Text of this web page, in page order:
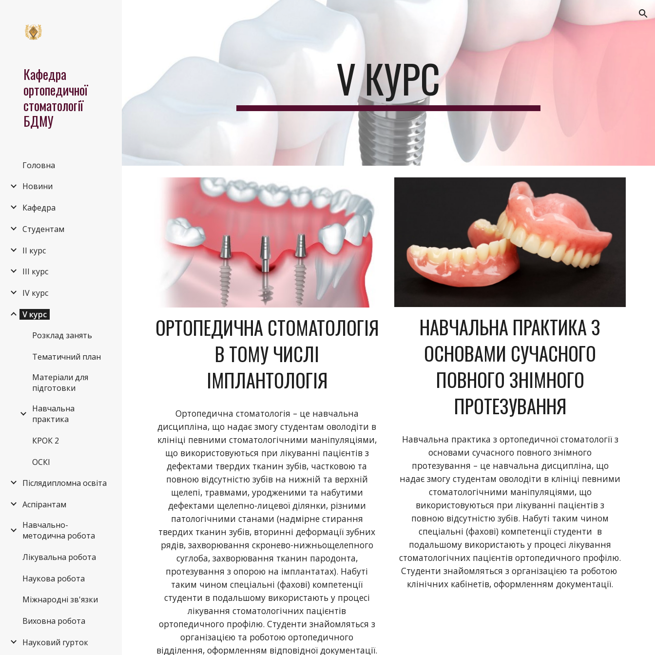
Skip to main content
Кафедра
ортопедичної
стоматології
БДМУ
Головна
Новини
Кафедра
Студентам
ІІ курс
ІІІ курс
ІV курс
V курс
Розклад занять
Тематичний план
Матеріали для
підготовки
Навчальна
практика
КРОК 2
ОСКІ
Післядипломна освіта
Аспірантам
Навчально-
методична робота
Лікувальна робота
Наукова робота
Міжнародні зв'язки
Виховна робота
Науковий гурток
V КУРС
ОРТОПЕДИЧНА СТОМАТОЛОГІЯ
В ТОМУ ЧИСЛІ
ІМПЛАНТОЛОГІЯ
Ортопедична стоматологія – це навчальна
дисципліна, що надає змогу студентам оволодіти в
клініці певними стоматологічними маніпуляціями,
що використовуються при лікуванні пацієнтів з
дефектами твердих тканин зубів, частковою та
повною відсутністю зубів на нижній та верхній
щелепі, травмами, уродженими та набутими
дефектами щелепно-лицевої ділянки, різними
патологічними станами (надмірне стирання
твердих тканин зубів, вторинні деформації зубних
рядів, захворювання скронево-нижньощелепного
суглоба, захворювання тканин пародонта,
протезування з опорою на імплантатах). Набуті
таким чином спеціальні (фахові) компетенції
студенти в подальшому використають у процесі
лікування стоматологічних пацієнтів
ортопедичного профілю. Студенти знайомляться з
організацією та роботою ортопедичного
відділення, оформленням відповідної документації.
НАВЧАЛЬНА ПРАКТИКА З
ОСНОВАМИ СУЧАСНОГО
ПОВНОГО ЗНІМНОГО
ПРОТЕЗУВАННЯ
Навчальна практика з ортопедичної стоматології з
основами сучасного повного знімного
протезування – це навчальна дисципліна, що
надає змогу студентам оволодіти в клініці певними
стоматологічними маніпуляціями, що
використовуються при лікуванні пацієнтів з
повною відсутністю зубів. Набуті таким чином
спеціальні (фахові) компетенції студенти в
подальшому використають у процесі лікування
стоматологічних пацієнтів ортопедичного профілю.
Студенти знайомляться з організацією та роботою
клінічних кабінетів, оформленням документації.